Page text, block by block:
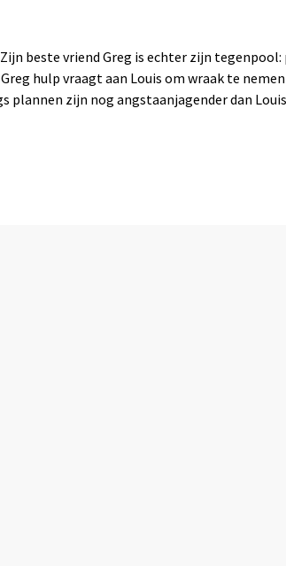
beste vriend Greg is echter zijn
hulp vraagt aan Louis om wraak te
plannen zijn nog angstaanjagender dan